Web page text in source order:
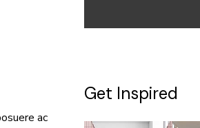
ac
Get Inspired